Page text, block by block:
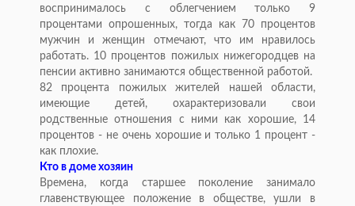
воспринималось с облегчением только 9
процентами опрошенных, тогда как 70 процентов
мужчин и женщин отмечают, что им нравилось
работать. 10 процентов пожилых нижегородцев на
пенсии активно занимаются общественной работой.
82 процента пожилых жителей нашей области,
имеющие детей, охарактеризовали свои
родственные отношения с ними как хорошие, 14
процентов - не очень хорошие и только 1 процент -
как плохие.
Кто в доме хозяин
Времена, когда старшее поколение занимало
главенствующее положение в обществе, ушли в